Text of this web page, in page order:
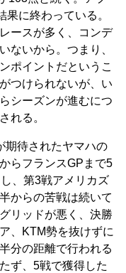
に終わっている。
ースが多く、コンデ
ないから。つまり、
ポイントだというこ
つけられないが、い
シーズンが進むにつ
れる。
待されたヤマハの
らフランスGPまで5
、第3戦アメリカズ
からの苦戦は続いて
リッドが悪く、決勝
、KTM勢を抜けずに
分の距離で行われる
ず、5戦で獲得した